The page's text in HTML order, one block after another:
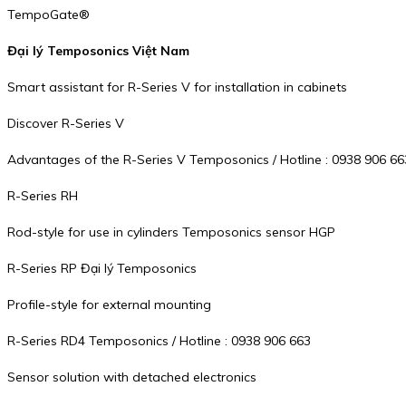
TempoGate®
Đại lý Temposonics Việt Nam
Smart assistant for R-Series V for installation in cabinets
Discover R-Series V
Advantages of the R-Series V Temposonics / Hotline : 0938 906
R-Series RH
Rod-style for use in cylinders Temposonics sensor HGP
R-Series RP Đại lý Temposonics
Profile-style for external mounting
R-Series RD4 Temposonics / Hotline : 0938 906 663
Sensor solution with detached electronics